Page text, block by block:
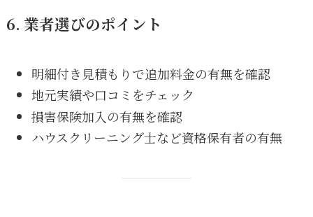
6. 業者選びのポイント
明細付き見積もりで追加料金の有無を確認
地元実績や口コミをチェック
損害保険加入の有無を確認
ハウスクリーニング士など資格保有者の有無